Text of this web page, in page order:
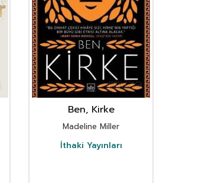
Ben, Kirke
Madeline Miller
İthaki Yayınları